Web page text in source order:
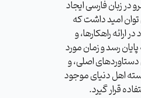
در زبان فارسی ایجاد
امید داشت که
ارائه راهکارها، و
رسد و زمان مورد
اصلی، و
اهل دنیای موجود
قرار گیرد.